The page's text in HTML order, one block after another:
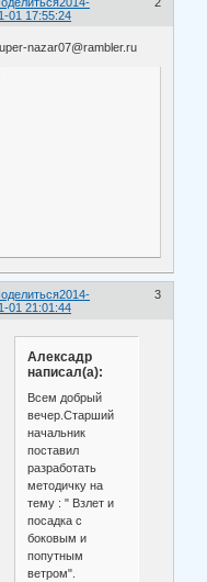
01 17:55:24
nazar07@rambler.ru
3
2014-
01 21:01:44
Алексадр
написал(а):
Всем добрый
вечер.Старший
начальник
поставил
разработать
методичку на
тему : " Взлет и
посадка с
боковым и
попутным
ветром".